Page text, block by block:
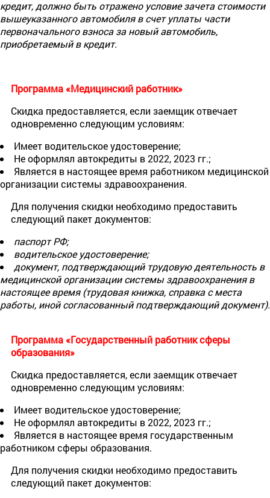
кредит, должно быть отражено условие зачета стоимости
вышеуказанного автомобиля в счет уплаты части
первоначального взноса за новый автомобиль,
приобретаемый в кредит.
Программа «Медицинский работник»
Скидка предоставляется, если заемщик отвечает
одновременно следующим условиям:
Имеет водительское удостоверение;
Не оформлял автокредиты в 2022, 2023 гг.;
Является в настоящее время работником медицинской
организации системы здравоохранения.
Для получения скидки необходимо предоставить
следующий пакет документов:
паспорт РФ;
водительское удостоверение;
документ, подтверждающий трудовую деятельность в
медицинской организации системы здравоохранения в
настоящее время (трудовая книжка, справка с места
работы, иной согласованный подтверждающий документ).
Программа «Государственный работник сферы
образования»
Скидка предоставляется, если заемщик отвечает
одновременно следующим условиям:
Имеет водительское удостоверение;
Не оформлял автокредиты в 2022, 2023 гг.;
Является в настоящее время государственным
работником сферы образования.
Для получения скидки необходимо предоставить
следующий пакет документов: